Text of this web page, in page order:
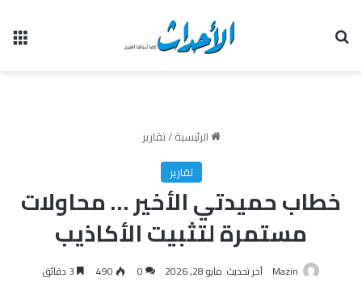
الرئيسية/تقارير
تقارير
خطاب حميدتي الأخير … محاولات
مستمرة لتثبيت الأكاذيب
Mazin آخر تحديث: مايو 28, 2026 0
490